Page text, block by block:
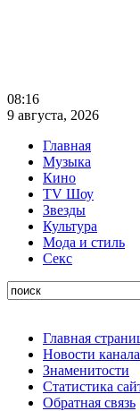
08:16
9 августа, 2026
Главная
Музыка
Кино
TV Шоу
Звезды
Культура
Мода и стиль
Секс
Главная
Новости канала
Знаменитости
Статистика
Обратная связь